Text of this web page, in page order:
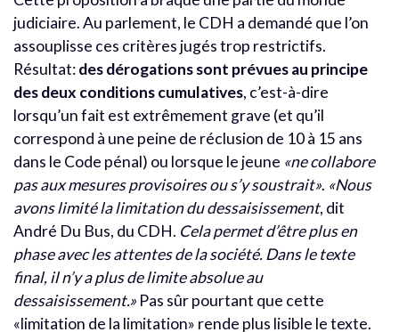
judiciaire. Au parlement, le CDH a demandé que l’on
assouplisse ces critères jugés trop restrictifs.
Résultat:des dérogations sont prévues au principe
des deux conditions cumulatives, c’est-à-dire
lorsqu’un fait est extrêmement grave (et qu’il
correspond à une peine de réclusion de 10 à 15 ans
dans le Code pénal) ou lorsque le jeune «ne collabore
pas aux mesures provisoires ou s’y soustrait». «Nous
avons limité la limitation du dessaisissement, dit
André Du Bus, du CDH. Cela permet d’être plus en
phase avec les attentes de la société. Dans le texte
final, il n’y a plus de limite absolue au
dessaisissement.» Pas sûr pourtant que cette
«limitation de la limitation» rende plus lisible le texte.